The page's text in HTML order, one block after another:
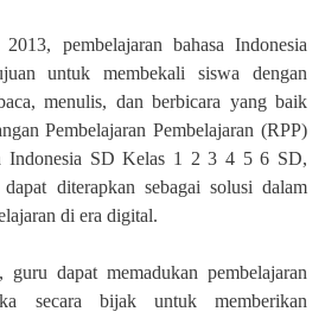
pembelajaran bahasa Indonesia
untuk membekali siswa dengan
menulis, dan berbicara yang baik
Pembelajaran Pembelajaran (RPP)
Indonesia SD Kelas 1 2 3 4 5 6 SD,
diterapkan sebagai solusi dalam
di era digital.
dapat memadukan pembelajaran
secara bijak untuk memberikan